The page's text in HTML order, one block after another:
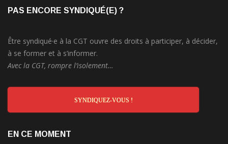
PAS ENCORE SYNDIQUÉ(E) ?
Être syndiqué·e à la CGT ouvre des droits à participer, à décider,
à se former et à s’informer.
Avec la CGT, rompre l’isolement…
SYNDIQUEZ-VOUS !
EN CE MOMENT